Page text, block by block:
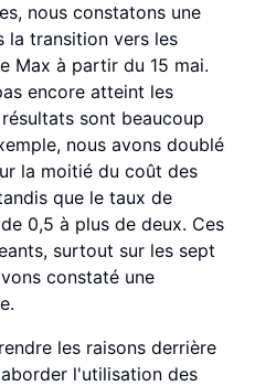
nous constatons une
la transition vers les
Max à partir du 15 mai.
encore atteint les
sont beaucoup
nous avons doublé
la moitié du coût des
que le taux de
0,5 à plus de deux. Ces
surtout sur les sept
constaté une
les raisons derrière
l'utilisation des